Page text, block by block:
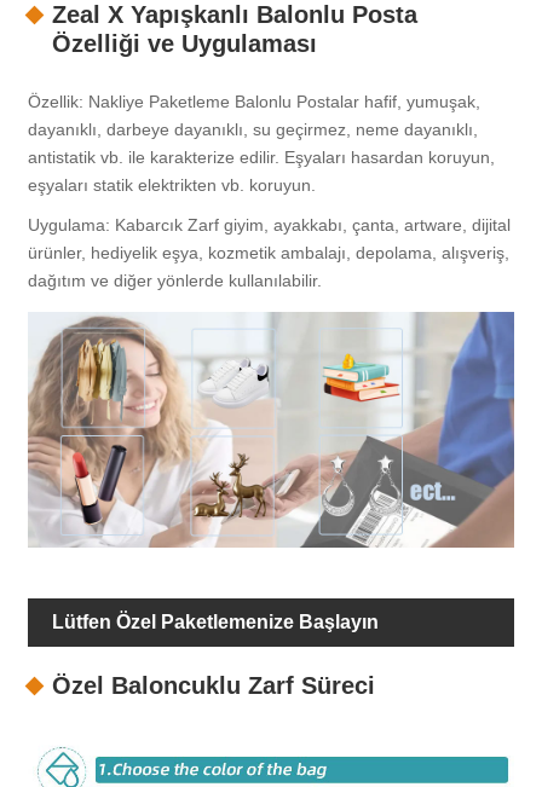
Zeal X Yapışkanlı Balonlu Posta
Özelliği ve Uygulaması
Özellik: Nakliye Paketleme Balonlu Postalar hafif, yumuşak,
dayanıklı, darbeye dayanıklı, su geçirmez, neme dayanıklı,
antistatik vb. ile karakterize edilir. Eşyaları hasardan koruyun,
eşyaları statik elektrikten vb. koruyun.
Uygulama: Kabarcık Zarf giyim, ayakkabı, çanta, artware, dijital
ürünler, hediyelik eşya, kozmetik ambalajı, depolama, alışveriş,
dağıtım ve diğer yönlerde kullanılabilir.
Lütfen Özel Paketlemenize Başlayın
Özel Baloncuklu Zarf Süreci